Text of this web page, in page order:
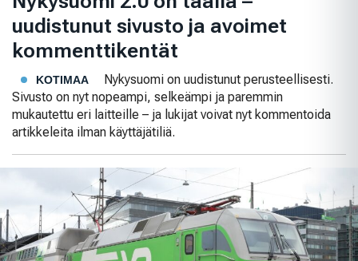
uudistunut sivusto ja avoimet
kommenttikentät
KOTIMAA
Nykysuomi on uudistunut perusteellisesti.
Sivusto on nyt nopeampi, selkeämpi ja paremmin
mukautettu eri laitteille – ja lukijat voivat nyt kommentoida
artikkeleita ilman käyttäjätiliä.